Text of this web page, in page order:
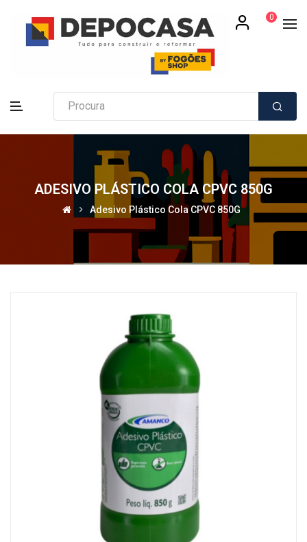
0
ADESIVO PLÁSTICO COLA CPVC 850G
Adesivo Plástico Cola CPVC 850G